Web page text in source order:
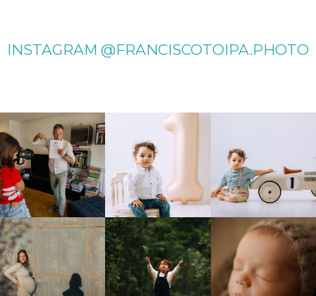
INSTAGRAM @FRANCISCOTOIPA.PHOTO